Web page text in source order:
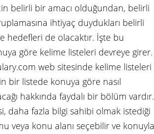
belirli bir amacı olduğundan, belirli
ihtiyaç duydukları belirli
hedefleri de olacaktır. İşte bu
göre kelime listeleri devreye girer.
web sitesinde kelime listeleri
bir listede konuya göre nasıl
hakkında faydalı bir bölüm vardır.
daha fazla bilgi sahibi olmak istediği
veya konu alanı seçebilir ve konuyla